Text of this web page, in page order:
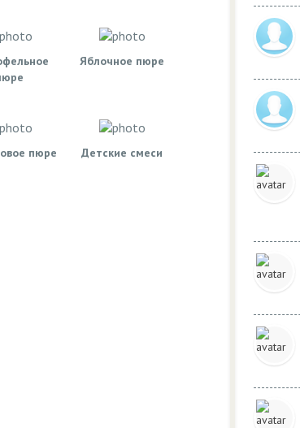
Яблочное пюре
пюре Детские смеси